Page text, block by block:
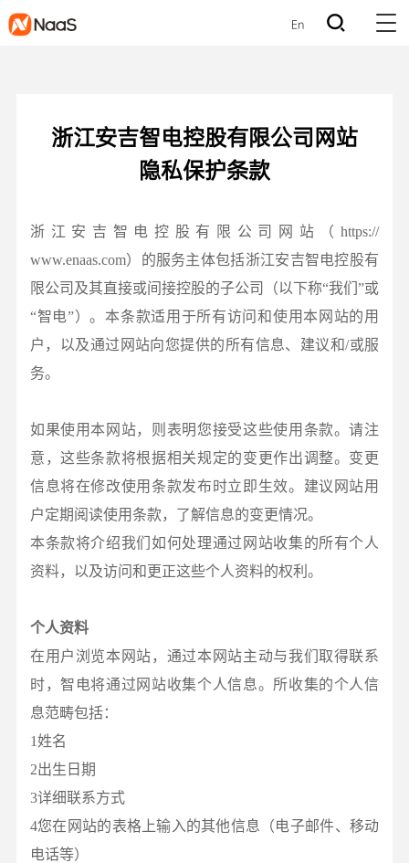
En
浙江安吉智电控股有限公司网站
隐私保护条款
浙江安吉智电控股有限公司网站（https://
www.enaas.com）的服务主体包括浙江安吉智电控股有
限公司及其直接或间接控股的子公司（以下称“我们”或
“智电”）。本条款适用于所有访问和使用本网站的用
户，以及通过网站向您提供的所有信息、建议和/或服
务。
如果使用本网站，则表明您接受这些使用条款。请注
意，这些条款将根据相关规定的变更作出调整。变更
信息将在修改使用条款发布时立即生效。建议网站用
户定期阅读使用条款，了解信息的变更情况。
本条款将介绍我们如何处理通过网站收集的所有个人
资料，以及访问和更正这些个人资料的权利。
个人资料
在用户浏览本网站，通过本网站主动与我们取得联系
时，智电将通过网站收集个人信息。所收集的个人信
息范畴包括：
1姓名
2出生日期
3详细联系方式
4您在网站的表格上输入的其他信息（电子邮件、移动
电话等）